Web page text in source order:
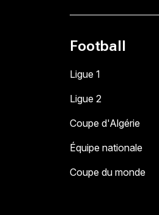
Football
Ligue 1
Ligue 2
Coupe d'Algérie
Équipe nationale
Coupe du monde